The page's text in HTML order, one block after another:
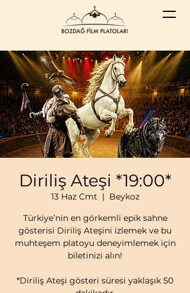
Diriliş Ateşi *19:00*
13 Haz Cmt
  |
Beykoz
Türkiye’nin en görkemli epik sahne
gösterisi Diriliş Ateşini izlemek ve bu
muhteşem platoyu deneyimlemek için
biletinizi alın!
*Diriliş Ateşi gösteri süresi yaklaşık 50